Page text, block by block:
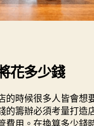
花多少錢
的時候很多人皆會想
的籌辦必須考量打造
費用。在換算多少錢